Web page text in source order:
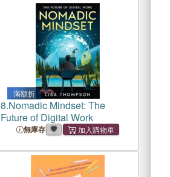
滿額折
8.Nomadic Mindset: The
Future of Digital Work
無庫存